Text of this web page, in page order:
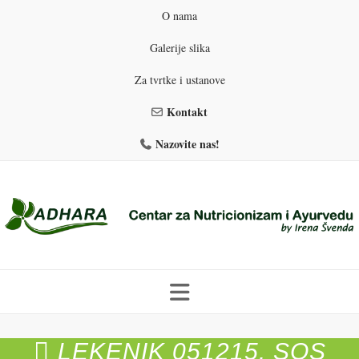
O nama
Galerije slika
Za tvrtke i ustanove
Kontakt
Nazovite nas!
to
PROGRAMI PREHRANE PRIRODNO MRŠAVLJENJE
LEKENIK 051215. SOS